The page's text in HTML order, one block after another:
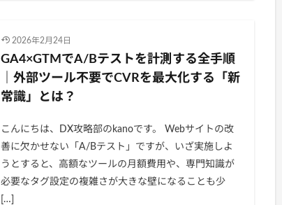
2026年2月24日
GA4×GTMでA/Bテストを計測する全手順
｜外部ツール不要でCVRを最大化する「新
常識」とは？
こんにちは、DX攻略部のkanoです。 Webサイトの改
善に欠かせない「A/Bテスト」ですが、いざ実施しよ
うとすると、高額なツールの月額費用や、専門知識が
必要なタグ設定の複雑さが大きな壁になることも少
[…]